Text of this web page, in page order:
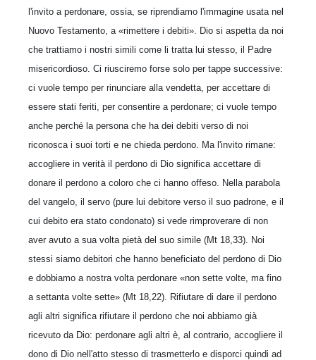
l'invito a perdonare, ossia, se riprendiamo l'immagine usata nel
Nuovo Testamento, a «rimettere i debiti». Dio si aspetta da noi
che trattiamo i nostri simili come li tratta lui stesso, il Padre
misericordioso. Ci riusciremo forse solo per tappe successive:
ci vuole tempo per rinunciare alla vendetta, per accettare di
essere stati feriti, per consentire a perdonare; ci vuole tempo
anche perché la persona che ha dei debiti verso di noi
riconosca i suoi torti e ne chieda perdono. Ma l'invito rimane:
accogliere in verità il perdono di Dio significa accettare di
donare il perdono a coloro che ci hanno offeso. Nella parabola
del vangelo, il servo (pure lui debitore verso il suo padrone, e il
cui debito era stato condonato) si vede rimproverare di non
aver avuto a sua volta pietà del suo simile (Mt 18,33). Noi
stessi siamo debitori che hanno beneficiato del perdono di Dio
e dobbiamo a nostra volta perdonare «non sette volte, ma fino
a settanta volte sette» (Mt 18,22). Rifiutare di dare il perdono
agli altri significa rifiutare il perdono che noi abbiamo già
ricevuto da Dio: perdonare agli altri è, al contrario, accogliere il
dono di Dio nell'atto stesso di trasmetterlo e disporci quindi ad